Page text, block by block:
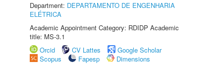
Department: DEPARTAMENTO DE ENGENHARIA
ELÉTRICA
Academic Appointment Category: RDIDP Academic
title: MS-3.1
Orcid
CV Lattes
Google Scholar
Scopus
Fapesp
Dimensions